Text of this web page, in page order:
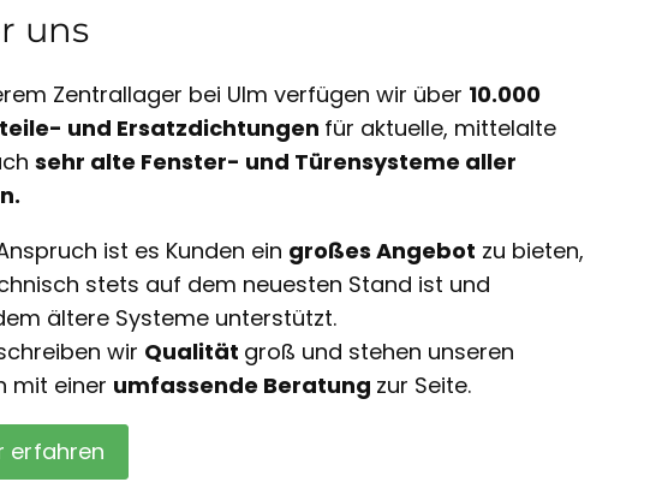
uns
Zentrallager bei Ulm verfügen wir über 10.000
und Ersatzdichtungen für aktuelle, mittelalte
sehr alte Fenster- und Türensysteme aller
ist es Kunden ein großes Angebot zu bieten,
stets auf dem neuesten Stand ist und
ältere Systeme unterstützt.
wir Qualität groß und stehen unseren
mit einer umfassende Beratung zur Seite.
erfahren